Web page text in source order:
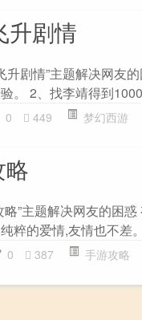
升剧情
升剧情”主题解决网友
。 2、找李靖得到
0 449 梦幻西游
略”主题解决网友的困
粹的爱情,友情也不差
0 387 手游攻略